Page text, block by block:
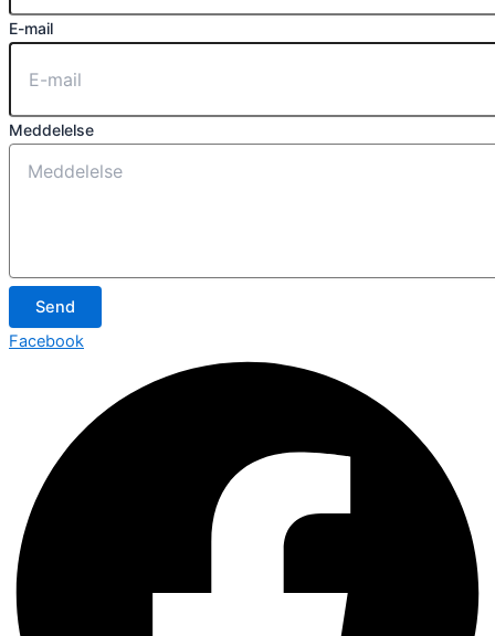
E-mail
Meddelelse
Send
Facebook